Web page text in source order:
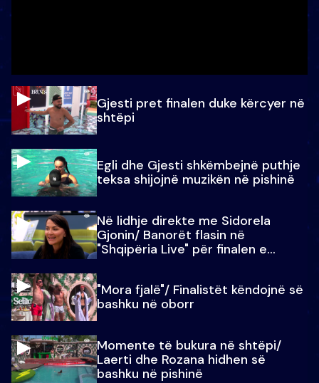
Gjesti pret finalen duke kërcyer në
shtëpi
Egli dhe Gjesti shkëmbejnë puthje
teksa shijojnë muzikën në pishinë
Në lidhje direkte me Sidorela
Gjonin/ Banorët flasin në
"Shqipëria Live" për finalen e
"Mora fjalë"/ Finalistët këndojnë së
bashku në oborr
Momente të bukura në shtëpi/
Laerti dhe Rozana hidhen së
bashku në pishinë